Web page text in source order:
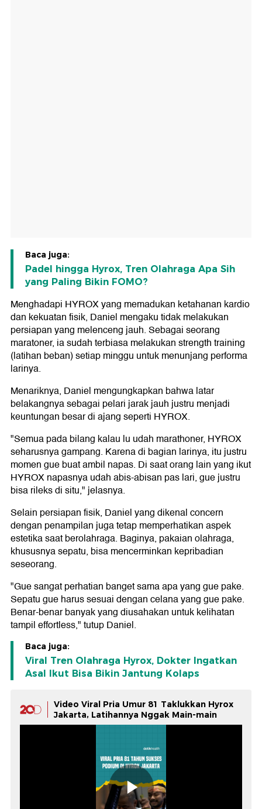
Baca juga:
Padel hingga Hyrox, Tren Olahraga Apa Sih
yang Paling Bikin FOMO?
Menghadapi HYROX yang memadukan ketahanan kardio
dan kekuatan fisik, Daniel mengaku tidak melakukan
persiapan yang melenceng jauh. Sebagai seorang
maratoner, ia sudah terbiasa melakukan strength training
(latihan beban) setiap minggu untuk menunjang performa
larinya.
Menariknya, Daniel mengungkapkan bahwa latar
belakangnya sebagai pelari jarak jauh justru menjadi
keuntungan besar di ajang seperti HYROX.
"Semua pada bilang kalau lu udah marathoner, HYROX
seharusnya gampang. Karena di bagian larinya, itu justru
momen gue buat ambil napas. Di saat orang lain yang ikut
HYROX napasnya udah abis-abisan pas lari, gue justru
bisa rileks di situ," jelasnya.
Selain persiapan fisik, Daniel yang dikenal concern
dengan penampilan juga tetap memperhatikan aspek
estetika saat berolahraga. Baginya, pakaian olahraga,
khususnya sepatu, bisa mencerminkan kepribadian
seseorang.
"Gue sangat perhatian banget sama apa yang gue pake.
Sepatu gue harus sesuai dengan celana yang gue pake.
Benar-benar banyak yang diusahakan untuk kelihatan
tampil effortless," tutup Daniel.
Baca juga:
Viral Tren Olahraga Hyrox, Dokter Ingatkan
Asal Ikut Bisa Bikin Jantung Kolaps
Video Viral Pria Umur 81 Taklukkan Hyrox
Jakarta, Latihannya Nggak Main-main